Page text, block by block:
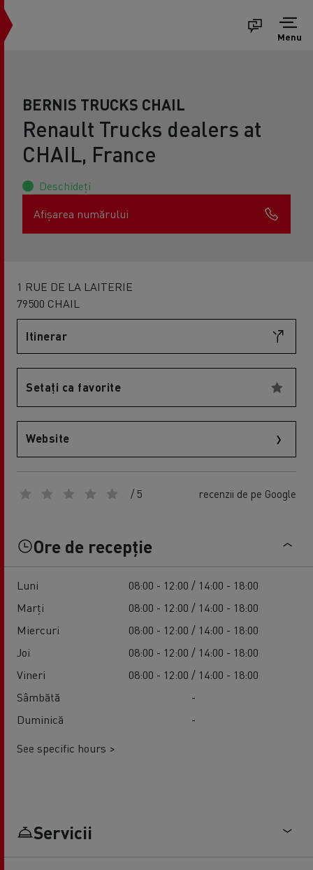
Menu
BERNIS TRUCKS CHAIL
Renault Trucks dealers at
CHAIL, France
Deschideți
Afișarea numărului
1 RUE DE LA LAITERIE
79500 CHAIL
Itinerar
Setați ca favorite
Website
/ 5 recenzii de pe Google
Ore de recepție
Luni
08:00 - 12:00 / 14:00 - 18:00
Marți
08:00 - 12:00 / 14:00 - 18:00
Miercuri
08:00 - 12:00 / 14:00 - 18:00
Joi
08:00 - 12:00 / 14:00 - 18:00
Vineri
08:00 - 12:00 / 14:00 - 18:00
Sâmbătă
-
Duminică
-
See specific hours >
Servicii